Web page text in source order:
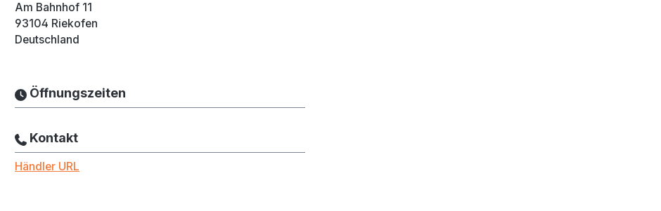
Am Bahnhof 11
93104 Riekofen
Deutschland
Öffnungszeiten
Kontakt
Händler URL